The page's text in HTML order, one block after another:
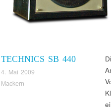
TECHNICS SB 440
4. Mai 2009
Mackern